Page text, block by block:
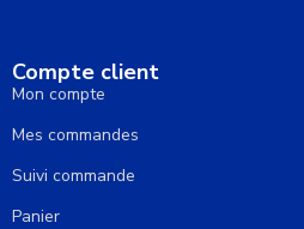
Compte client
Mon compte
Mes commandes
Suivi commande
Panier